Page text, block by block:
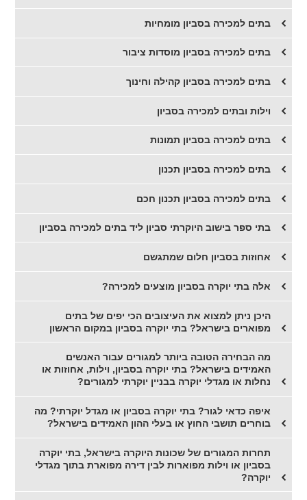
בתים למכירה בסביון מומחיות
בתים למכירה בסביון מוסדות ציבור
בתים למכירה בסביון קהילה וחינוך
וילות ובתים למכירה בסביון
בתים למכירה בסביון תמונות
בתים למכירה בסביון תכנון
בתים למכירה בסביון תכנון חכם
בתי ספר בישוב היוקרתי סביון ליד בתים למכירה בסביון
אחוזות בסביון חלום שמתגשם
אלה בתי יוקרה בסביון מוצעים למכירה?
היכן ניתן למצוא את העיצובים הכי יפים של בתים
מפוארים בישראל? בתי יוקרה בסביון במקום הראשון
מה הבחירה הטובה ביותר למגורים עבור האנשים
האמידים בישראל? בתי יוקרה בסביון, וילות, אחוזות או
נחלות או מגדלי יוקרה בבניין יוקרתי למגורים?
איפה כדאי לגור? בתי יוקרה בסביון או מגדל יוקרתי? מה
בוחרים תושבי החוץ או בעלי ההון האמידים בישראל?
תחרות המגורים של שכונות היוקרה בישראל, בתי יוקרה
בסביון או וילות מפוארות לבין דירה מפוארת בתוך מגדלי
יוקרה?